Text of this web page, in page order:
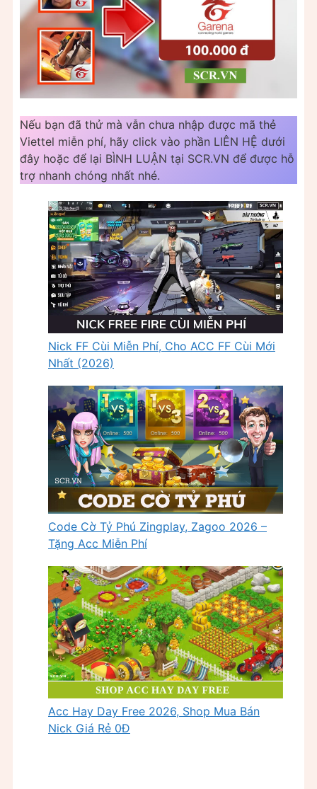
Nếu bạn đã thử mà vẫn chưa nhập được mã thẻ
Viettel miễn phí, hãy click vào phần LIÊN HỆ dưới
đây hoặc để lại BÌNH LUẬN tại SCR.VN để được hỗ
trợ nhanh chóng nhất nhé.
Nick FF Cùi Miễn Phí, Cho ACC FF Cùi Mới
Nhất (2026)
Code Cờ Tỷ Phú Zingplay, Zagoo 2026 –
Tặng Acc Miễn Phí
Acc Hay Day Free 2026, Shop Mua Bán
Nick Giá Rẻ 0Đ